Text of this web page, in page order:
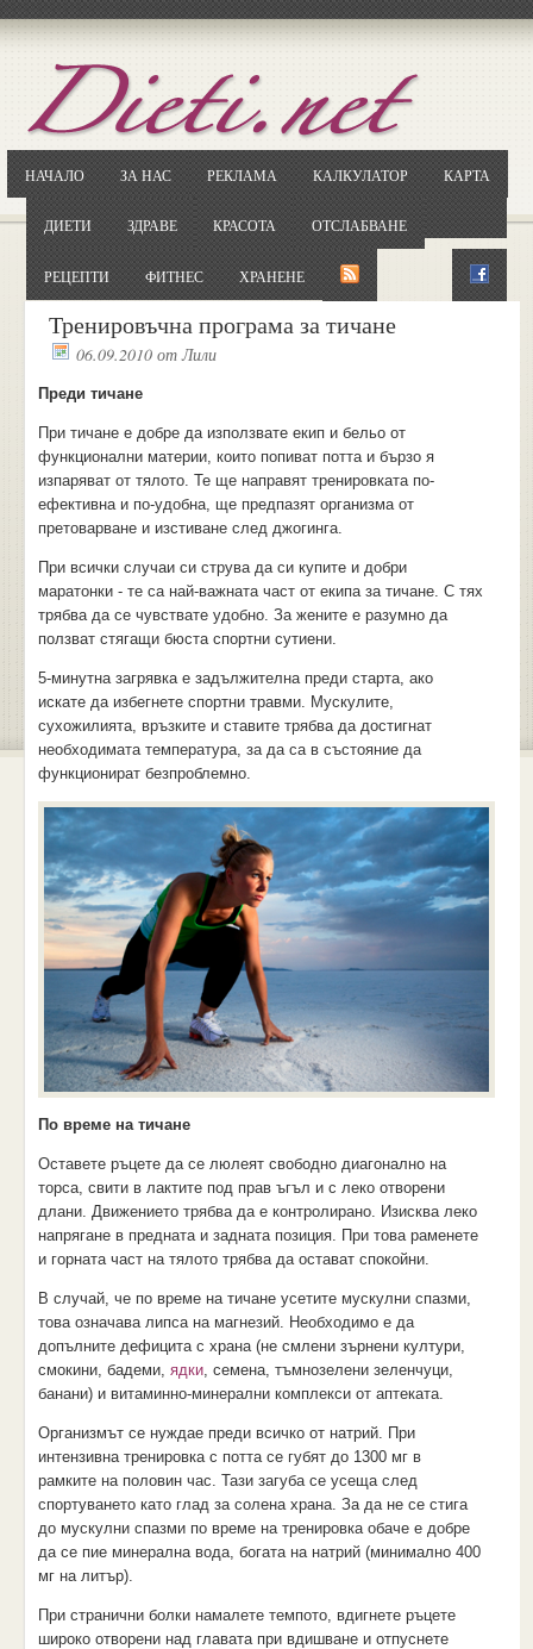
НАЧАЛО ЗА НАС РЕКЛАМА КАЛКУЛАТОР КАРТА
ДИЕТИ ЗДРАВЕ КРАСОТА ОТСЛАБВАНЕ
РЕЦЕПТИ ФИТНЕС ХРАНЕНЕ
Тренировъчна програма за тичане
06.09.2010 отЛили
Преди тичане
При тичане е добре да използвате екип и бельо от
функционални материи, които попиват потта и бързо я
изпаряват от тялото. Те ще направят тренировката по-
ефективна и по-удобна, ще предпазят организма от
претоварване и изстиване след джогинга.
При всички случаи си струва да си купите и добри
маратонки - те са най-важната част от екипа за тичане. С тях
трябва да се чувствате удобно. За жените е разумно да
ползват стягащи бюста спортни сутиени.
5-минутна загрявка е задължителна преди старта, ако
искате да избегнете спортни травми. Мускулите,
сухожилията, връзките и ставите трябва да достигнат
необходимата температура, за да са в състояние да
функционират безпроблемно.
По време на тичане
Оставете ръцете да се люлеят свободно диагонално на
торса, свити в лактите под прав ъгъл и с леко отворени
длани. Движението трябва да е контролирано. Изисква леко
напрягане в предната и задната позиция. При това раменете
и горната част на тялото трябва да остават спокойни.
В случай, че по време на тичане усетите мускулни спазми,
това означава липса на магнезий. Необходимо е да
допълните дефицита с храна (не смлени зърнени култури,
смокини, бадеми, ядки, семена, тъмнозелени зеленчуци,
банани) и витаминно-минерални комплекси от аптеката.
Организмът се нуждае преди всичко от натрий. При
интензивна тренировка с потта се губят до 1300 мг в
рамките на половин час. Тази загуба се усеща след
спортуването като глад за солена храна. За да не се стига
до мускулни спазми по време на тренировка обаче е добре
да се пие минерална вода, богата на натрий (минимално 400
мг на литър).
При странични болки намалете темпото, вдигнете ръцете
широко отворени над главата при вдишване и отпуснете
ОтворетеGoogle.bg
Потърсете "Cloxy"
Кликнете на първия резултат
... и я въведете в полето: